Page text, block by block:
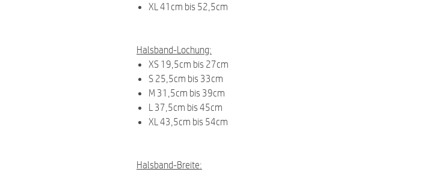
XL 41cm bis 52,5cm
Halsband-Lochung:
XS 19,5cm bis 27cm
S 25,5cm bis 33cm
M 31,5cm bis 39cm
L 37,5cm bis 45cm
XL 43,5cm bis 54cm
Halsband-Breite: